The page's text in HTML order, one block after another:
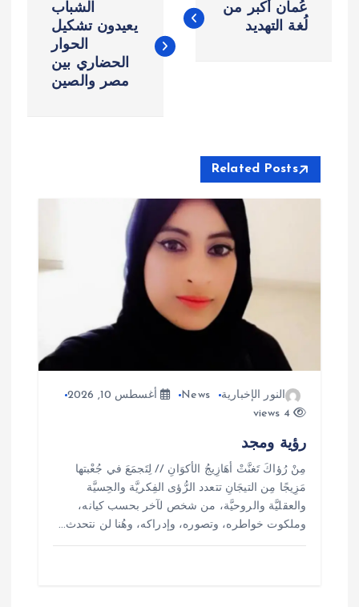
ص
ت
عُمان أكبر من
لُغة التهديد
الشباب
يعيدون تشكيل
الحوار
الحضاري بين
مصر والصين
Related Posts
النور الإخبارية News
أغسطس 10, 2026
4 views
رؤية ومجد
مِنْ رُؤاكَ تَغنَّتْ أهَازِيجُ الأكوَانِ // لِتَجمَعَ في جُعْبتها
مَزِيجًا مِن التيجَانِ تتعدد الرُّؤى الفِكريَّة والحِسيَّة
والعقليَّة والروحيَّة، من شخص لآخر بحسب كيانه،
وملكوت خواطره، وتصوره، وإدراكه، وهُنا لن نتحدث…